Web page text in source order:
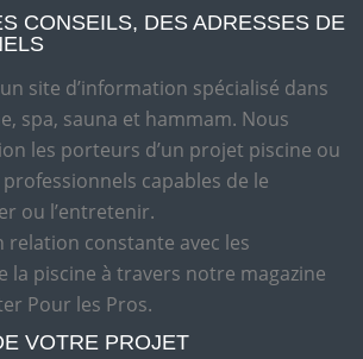
CONSEILS, DES ADRESSES DE
site d’information spécialisé dans
spa, sauna et hammam. Nous
les porteurs d’un projet piscine ou
capables de le
ou l’entretenir.
relation constante avec les
la piscine à travers notre magazine
Pour les Pros.
VOTRE PROJET